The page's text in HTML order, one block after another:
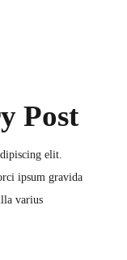
Post
elit.
ipsum gravida
varius